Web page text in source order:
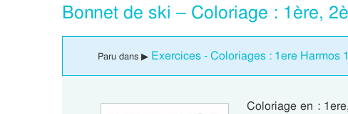
Bonnet de ski – Coloriage : 1ère,
Paru dans ▶ Exercices - Coloriages : 1ere Harmos
Coloriage en :